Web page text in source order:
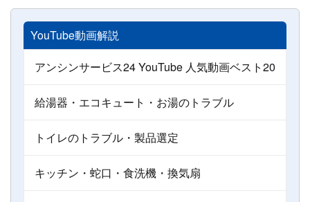
YouTube動画解説
アンシンサービス24 YouTube 人気動画ベスト20
給湯器・エコキュート・お湯のトラブル
トイレのトラブル・製品選定
キッチン・蛇口・食洗機・換気扇